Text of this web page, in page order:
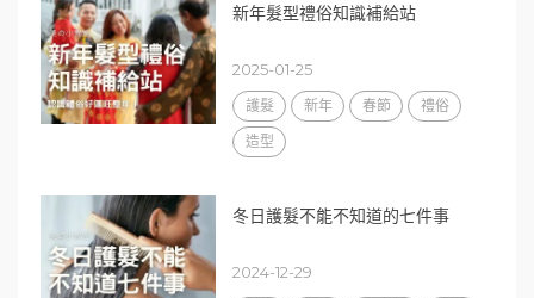
新年髮型禮俗知識補給站
2025-01-25
護髮 新年 春節
禮俗
造型
冬日護髮不能不知道的七件事
2024-12-29